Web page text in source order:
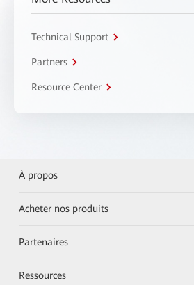
Technical Support
Partners
Resource Center
À propos
Acheter nos produits
Partenaires
Ressources